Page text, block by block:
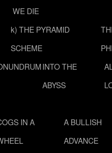
WE DIE
k) THE PYRAMID
SCHEME
INTO THE
ABYSS
IN A
A BULLISH
ADVANCE